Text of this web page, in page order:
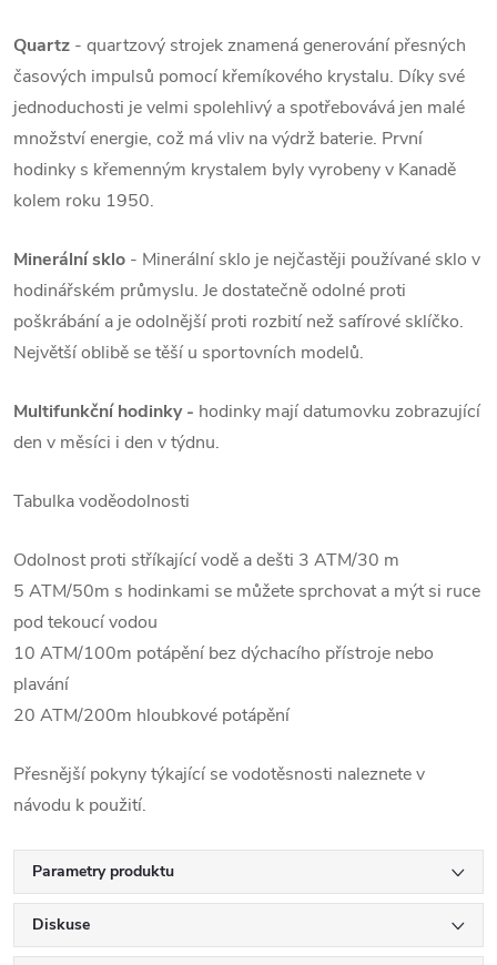
Quartz - quartzový strojek znamená generování přesných
časových impulsů pomocí křemíkového krystalu. Díky své
jednoduchosti je velmi spolehlivý a spotřebovává jen malé
množství energie, což má vliv na výdrž baterie. První
hodinky s křemenným krystalem byly vyrobeny v Kanadě
kolem roku 1950.
Minerální sklo - Minerální sklo je nejčastěji používané sklo v
hodinářském průmyslu. Je dostatečně odolné proti
poškrábání a je odolnější proti rozbití než safírové sklíčko.
Největší oblibě se těší u sportovních modelů.
Multifunkční hodinky - hodinky mají datumovku zobrazující
den v měsíci i den v týdnu.
Tabulka voděodolnosti
Odolnost proti stříkající vodě a dešti 3 ATM/30 m
5 ATM/50m s hodinkami se můžete sprchovat a mýt si ruce
pod tekoucí vodou
10 ATM/100m potápění bez dýchacího přístroje nebo
plavání
20 ATM/200m hloubkové potápění
Přesnější pokyny týkající se vodotěsnosti naleznete v
návodu k použití.
Parametry produktu
Diskuse